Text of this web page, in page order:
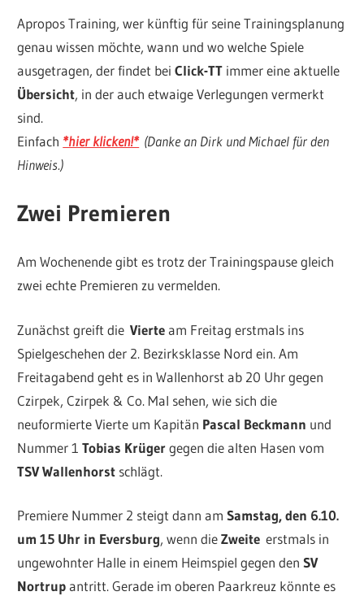
Apropos Training, wer künftig für seine Trainingsplanung
genau wissen möchte, wann und wo welche Spiele
ausgetragen, der findet beiClick-TT immer eine aktuelle
Übersicht, in der auch etwaige Verlegungen vermerkt
sind.
Einfach *hier klicken!* (Danke an Dirk und Michael für den
Hinweis.)
Zwei Premieren
Am Wochenende gibt es trotz der Trainingspause gleich
zwei echte Premieren zu vermelden.
Zunächst greift dieVierteam Freitag erstmals ins
Spielgeschehen der 2. Bezirksklasse Nord ein. Am
Freitagabend geht es in Wallenhorst ab 20 Uhr gegen
Czirpek, Czirpek & Co. Mal sehen, wie sich die
neuformierte Vierte um Kapitän Pascal Beckmann und
Nummer 1Tobias Krügergegen die alten Hasen vom
TSV Wallenhorst schlägt.
Premiere Nummer 2 steigt dann amSamstag, den 6.10.
um 15 Uhr in Eversburg, wenn dieZweite erstmals in
ungewohnter Halle in einem Heimspiel gegen denSV
Nortrupantritt. Gerade im oberen Paarkreuz könnte es